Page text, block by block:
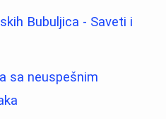
Bubuljica - Saveti i
sa neuspešnim